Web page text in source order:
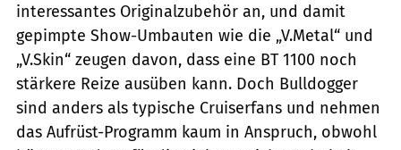
interessantes Originalzubehör an, und damit
gepimpte Show-Umbauten wie die „V.Metal“ und
„V.Skin“ zeugen davon, dass eine BT 1100 noch
stärkere Reize ausüben kann. Doch Bulldogger
sind anders als typische Cruiserfans und nehmen
das Aufrüst-Programm kaum in Anspruch, obwohl